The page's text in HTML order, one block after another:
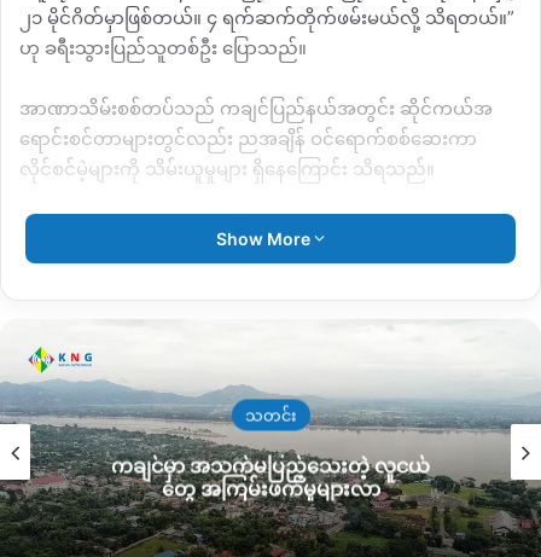
၂၁ မိုင်ဂိတ်မှာဖြစ်တယ်။ ၄ ရက်ဆက်တိုက်ဖမ်းမယ်လို့ သိရတယ်။”
ဟု ခရီးသွားပြည်သူတစ်ဦး ပြောသည်။
အာဏာသိမ်းစစ်တပ်သည် ကချင်ပြည်နယ်အတွင်း ဆိုင်ကယ်အ
ရောင်းစင်တာများတွင်လည်း ညအချိန် ဝင်ရောက်စစ်ဆေးကာ
လိုင်စင်မဲ့များကို သိမ်းယူမှုများ ရှိနေကြောင်း သိရသည်။
Copy URL
Show More
သတင်း
ကချင်မှာ အသက်မပြည့်သေးတဲ့ လူငယ်
တွေ အကြမ်းဖက်မှုများလာ